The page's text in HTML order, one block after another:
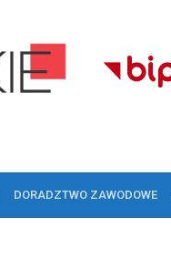
DORADZTWO ZAWODOWE